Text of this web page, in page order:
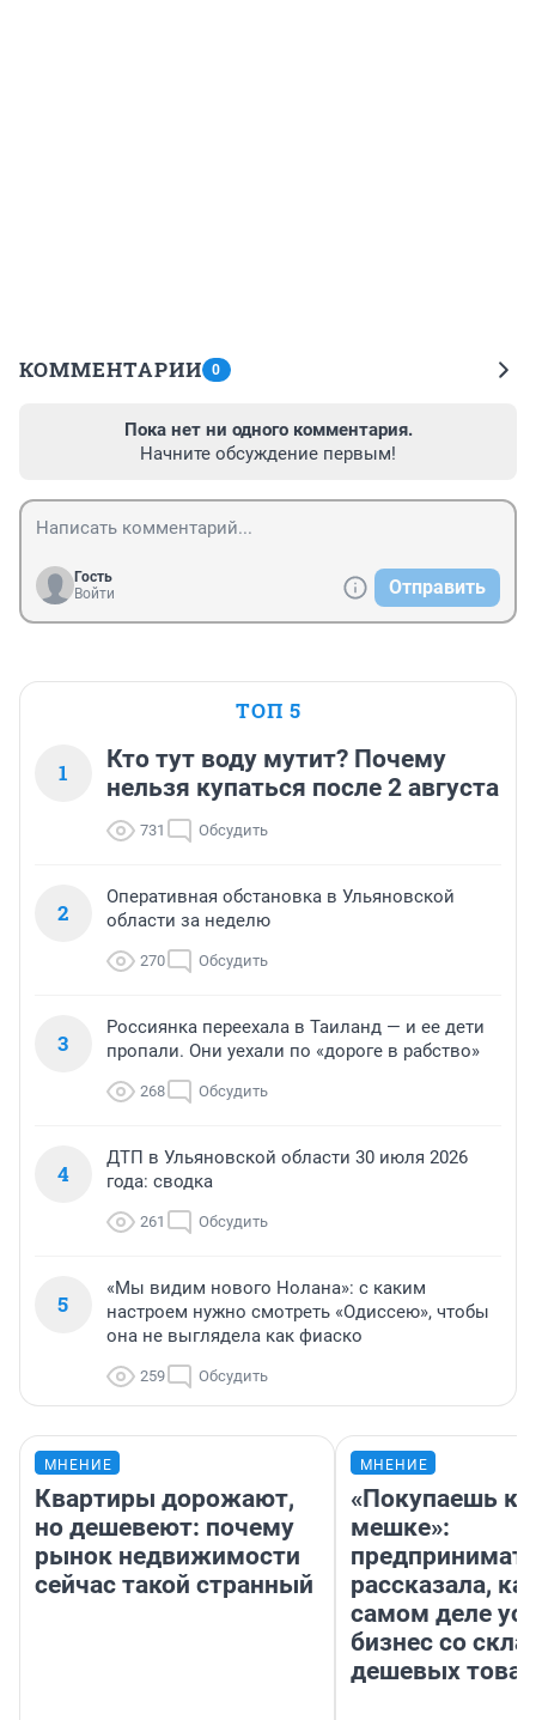
КОММЕНТАРИИ 0
Пока нет ни одного комментария.
Начните обсуждение первым!
Гость
Войти
Отправить
ТОП 5
1
Кто тут воду мутит? Почему
нельзя купаться после 2 августа
731 Обсудить
2
Оперативная обстановка в Ульяновской
области за неделю
270 Обсудить
3
Россиянка переехала в Таиланд — и ее дети
пропали. Они уехали по «дороге в рабство»
268 Обсудить
4
ДТП в Ульяновской области 30 июля 2026
года: сводка
261 Обсудить
5
«Мы видим нового Нолана»: с каким
настроем нужно смотреть «Одиссею», чтобы
она не выглядела как фиаско
259 Обсудить
МНЕНИЕ
Квартиры дорожают,
но дешевеют: почему
рынок недвижимости
сейчас такой странный
МНЕНИЕ
«Покупаешь
мешке»:
рассказала,
самом деле
бизнес со
дешевых